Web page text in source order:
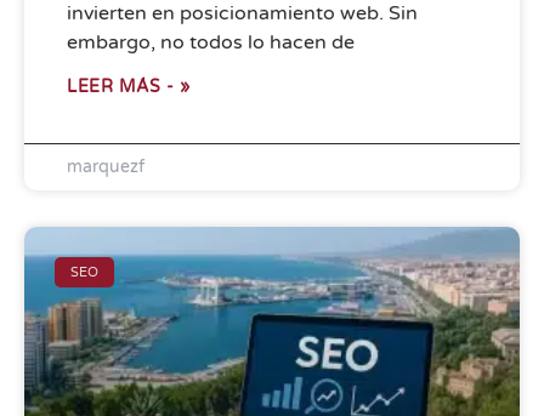
invierten en posicionamiento web. Sin
embargo, no todos lo hacen de
LEER MÁS - »
marquezf
SEO